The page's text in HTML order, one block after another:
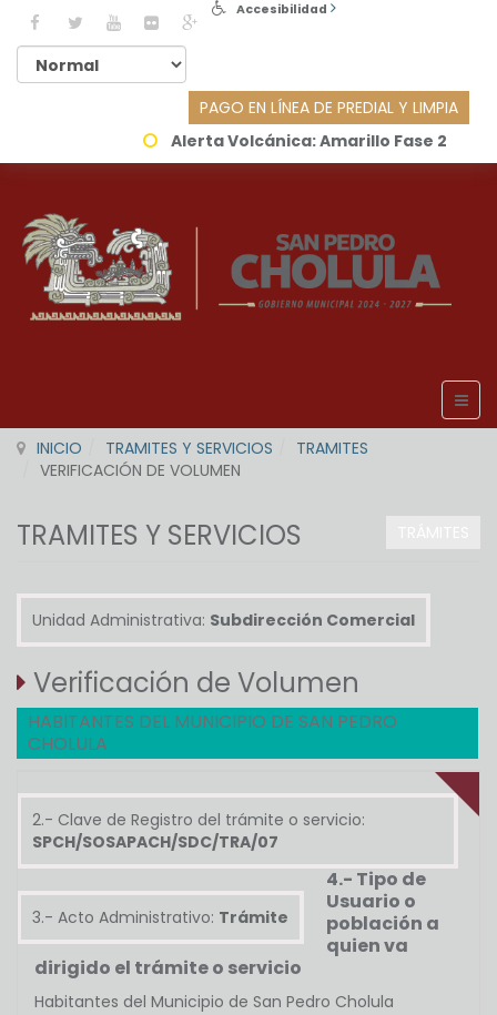
Accesibilidad
PAGO EN LÍNEA DE PREDIAL Y LIMPIA
Alerta Volcánica:Amarillo Fase 2
INICIO TRAMITES Y SERVICIOS
TRAMITES
VERIFICACIÓN DE VOLUMEN
TRAMITES Y SERVICIOS
Unidad Administrativa: Subdirección Comercial
Verificación de Volumen
HABITANTES DEL MUNICIPIO DE SAN PEDRO
CHOLULA
2.- Clave de Registro del trámite o servicio:
SPCH/SOSAPACH/SDC/TRA/07
3.- Acto Administrativo: Trámite
4.- Tipo de
Usuario o
población a
quien va
dirigido el trámite o servicio
Habitantes del Municipio de San Pedro Cholula